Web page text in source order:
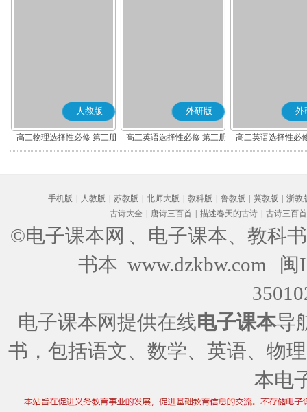
人教版
高三物理选择性必修 第三册
外研版
高三英语选择性必修 第三册
外
高三英语选择性必
手机版 人教版 苏教版 北师大版 教科版 鲁教版 冀教版
浙教
古诗大全
唐诗三百首 描述春天的古诗 古诗三百首
©电子课本网 、电子课本、教科
书本 www.dzkbw.com
闽
电子课本网提供在线电子课本导
书，包括语文、数学、英语、物
本电